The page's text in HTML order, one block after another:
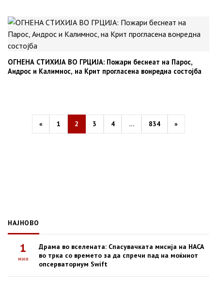
ОГНЕНА СТИХИЈА ВО ГРЦИЈА: Пожари беснеат на Парос,
Андрос и Калимнос, на Крит прогласена вонредна состојба
pagination
« 1 2 3 4 … 834 »
НАЈНОВО
1
мин
Драма во вселената: Спасувачката мисија на НАСА
во трка со времето за да спречи пад на моќниот
опсерваториум Swift